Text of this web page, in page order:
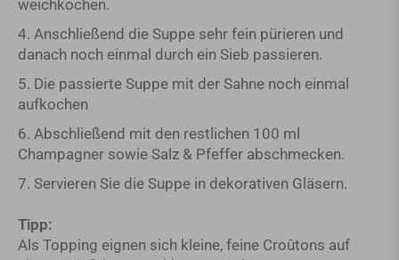
weichkochen.
4. Anschließend die Suppe sehr fein pürieren und
danach noch einmal durch ein Sieb passieren.
5. Die passierte Suppe mit der Sahne noch einmal
aufkochen
6. Abschließend mit den restlichen 100 ml
Champagner sowie Salz & Pfeffer abschmecken.
7. Servieren Sie die Suppe in dekorativen Gläsern.
Tipp:
Als Topping eignen sich kleine, feine Croûtons auf